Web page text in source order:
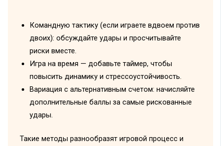
Командную тактику (если играете вдвоем против
двоих): обсуждайте удары и просчитывайте
риски вместе.
Игра на время — добавьте таймер, чтобы
повысить динамику и стрессоустойчивость.
Вариация с альтернативным счетом: начисляйте
дополнительные баллы за самые рискованные
удары.
Такие методы разнообразят игровой процесс и